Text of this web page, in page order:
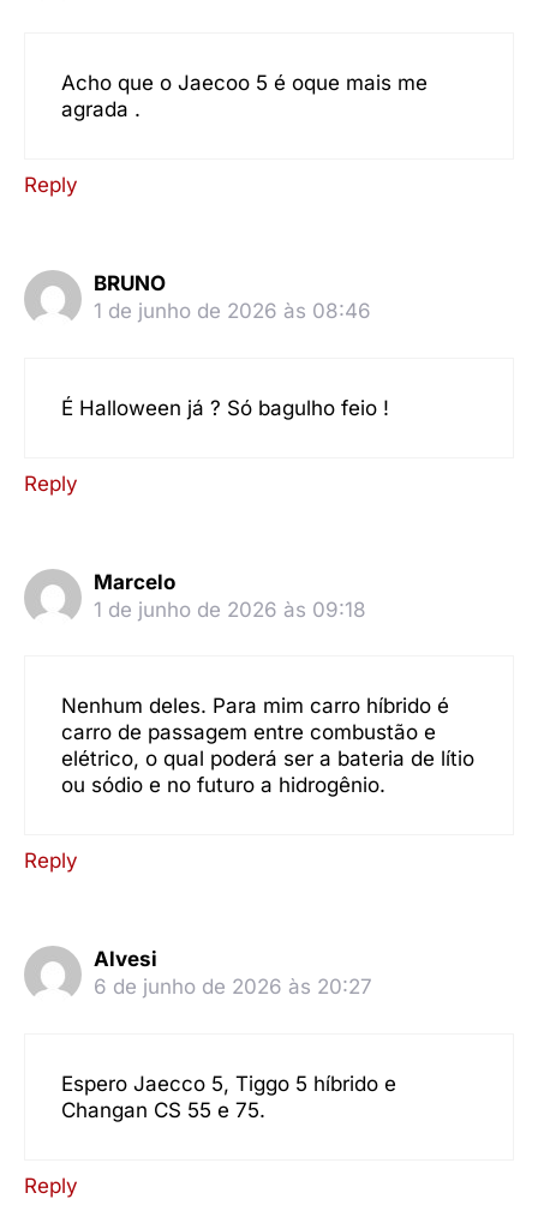
Acho que o Jaecoo 5 é oque mais me
agrada .
Reply
BRUNO
1 de junho de 2026 às 08:46
É Halloween já ? Só bagulho feio !
Reply
Marcelo
1 de junho de 2026 às 09:18
Nenhum deles. Para mim carro híbrido é
carro de passagem entre combustão e
elétrico, o qual poderá ser a bateria de lítio
ou sódio e no futuro a hidrogênio.
Reply
Alvesi
6 de junho de 2026 às 20:27
Espero Jaecco 5, Tiggo 5 híbrido e
Changan CS 55 e 75.
Reply